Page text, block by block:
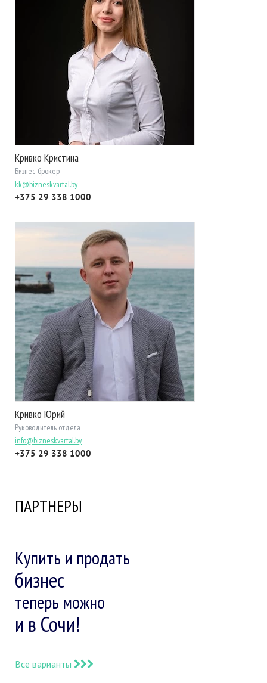
Кривко Кристина
Бизнес-брокер
kk@bizneskvartal.by
+375 29 338 1000
Кривко Юрий
Руководитель отдела
info@bizneskvartal.by
+375 29 338 1000
ПАРТНЕРЫ
Купить и продать
бизнес
теперь можно
и в Сочи!
Все варианты